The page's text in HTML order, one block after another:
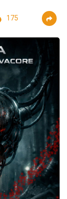
175